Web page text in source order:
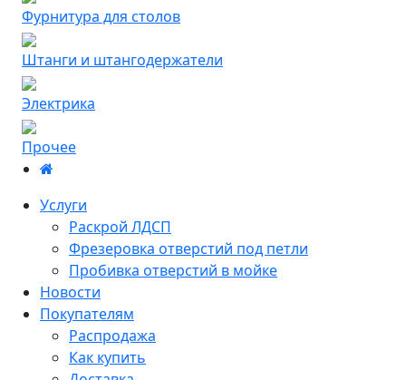
Фурнитура для столов
Штанги и штангодержатели
Электрика
Прочее
Услуги
Раскрой ЛДСП
Фрезеровка отверстий под петли
Пробивка отверстий в мойке
Новости
Покупателям
Распродажа
Как купить